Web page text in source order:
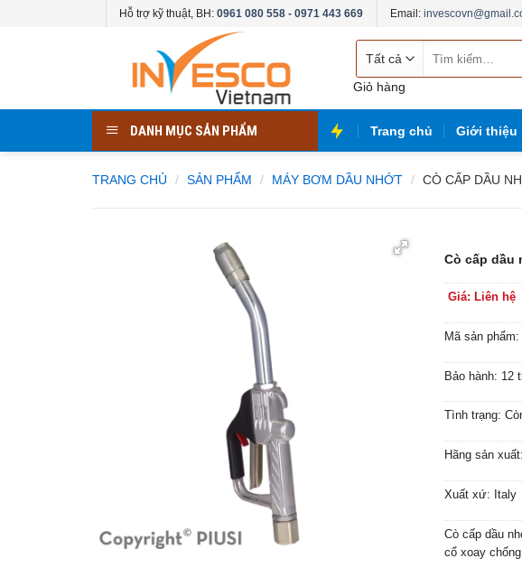
Hỗ trợ kỹ thuật, BH: 0961 080 558 - 0971 443 669 Email:
danh
mục
kiếm:
Giỏ hàng
DANH MỤC SẢN PHẨM Trang chủ Giới thiệu
TRANG CHỦ / SẢN PHẨM / MÁY BƠM DẦU NHỚT / CÒ CẤP DẦU
Cò cấp dầu
Giá: Liên hệ
Mã sản
Bảo hành: 12
Tình trạng:
Hãng sản
Xuất xứ: Italy
Cò cấp dầu
cổ xoay